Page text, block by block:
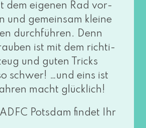
dem eige­nen Rad vor­
und gemein­sam klei­ne
durch­füh­ren. Denn
ist mit dem rich­ti­
und guten Tricks
schwer! …und eins ist
macht glücklich!
Potsdam fin­det Ihr